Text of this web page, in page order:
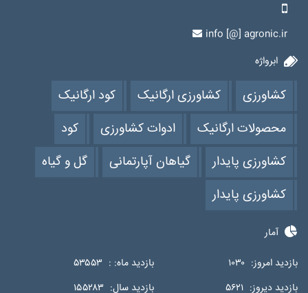
info [@] agronic.ir
ابرواژه
کشاورزی کشاورزی ارگانیک
کود ارگانیک
محصولات ارگانیک
ادوات کشاورزی
کود
کشاورزی پایدار
گیاهان آپارتمانی
گل و گیاه
کشاورزی پایدار
آمار
بازدید امروز: ۱۰۳۰ بازدید ماه: : ۵۳۵۵۳
بازدید دیروز: ۵۶۲۱ بازدید سال: ۱۵۵۲۸۳